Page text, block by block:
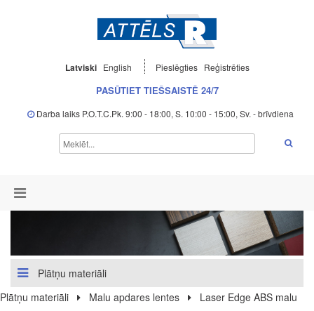
Latviski English Pieslēgties Reģistrēties
PASŪTIET TIEŠSAISTĒ 24/7
Darba laiks P.O.T.C.Pk. 9:00 - 18:00, S. 10:00 - 15:00, Sv. - brīvdiena
Plātņu materiāli
Plātņu materiāli
Malu apdares lentes
Laser Edge ABS malu